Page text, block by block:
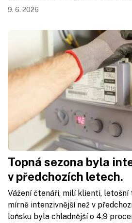
9. 6. 2026
Topná sezona byla
v předchozích letech.
Vážení čtenáři, milí klienti, letošní
mírně intenzivnější než v
loňsku byla chladnější o 4,9